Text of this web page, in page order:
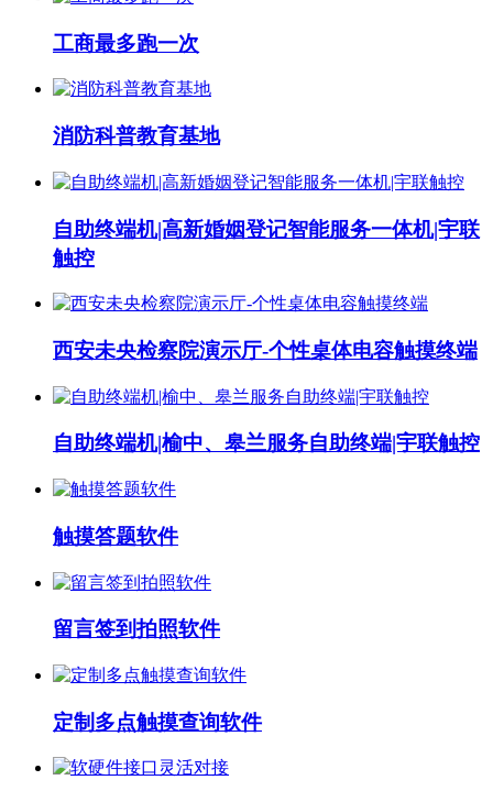
工商最多跑一次
消防科普教育基地
自助终端机|高新婚姻登记智能服务一体机|宇联
触控
西安未央检察院演示厅-个性桌体电容触摸终端
自助终端机|榆中、皋兰服务自助终端|宇联触控
触摸答题软件
留言签到拍照软件
定制多点触摸查询软件